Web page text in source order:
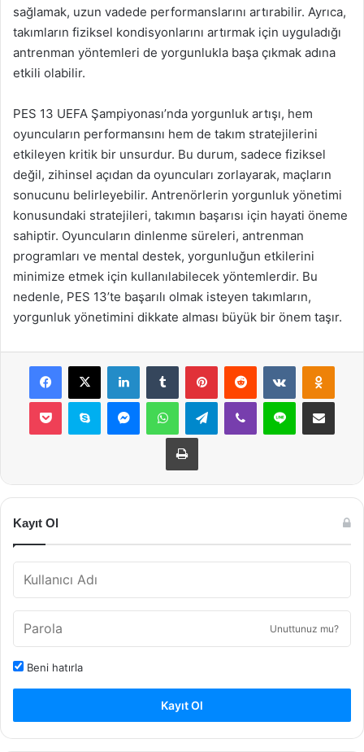
sağlamak, uzun vadede performanslarını artırabilir. Ayrıca,
takımların fiziksel kondisyonlarını artırmak için uyguladığı
antrenman yöntemleri de yorgunlukla başa çıkmak adına
etkili olabilir.
PES 13 UEFA Şampiyonası’nda yorgunluk artışı, hem
oyuncuların performansını hem de takım stratejilerini
etkileyen kritik bir unsurdur. Bu durum, sadece fiziksel
değil, zihinsel açıdan da oyuncuları zorlayarak, maçların
sonucunu belirleyebilir. Antrenörlerin yorgunluk yönetimi
konusundaki stratejileri, takımın başarısı için hayati öneme
sahiptir. Oyuncuların dinlenme süreleri, antrenman
programları ve mental destek, yorgunluğun etkilerini
minimize etmek için kullanılabilecek yöntemlerdir. Bu
nedenle, PES 13’te başarılı olmak isteyen takımların,
yorgunluk yönetimini dikkate alması büyük bir önem taşır.
Facebook
X LinkedInTumblr PinterestReddit VKontakte
Pocket Skype MessengerWhatsAppTelegramViber Line E-Posta ile
Yazdır
Kayıt Ol
Unuttunuz mu?
Beni hatırla
Kayıt Ol